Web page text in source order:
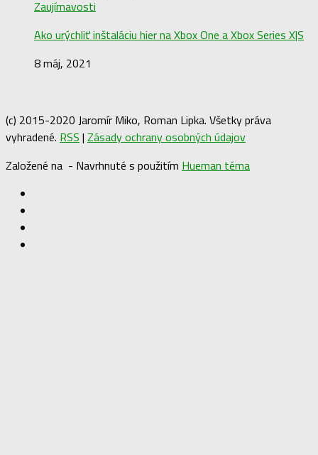
Zaujímavosti
Ako urýchliť inštaláciu hier na Xbox One a Xbox Series X|S
8 máj, 2021
(c) 2015-2020 Jaromír Miko, Roman Lipka. Všetky práva
vyhradené. RSS | Zásady ochrany osobných údajov
Založené na - Navrhnuté s použitím Hueman téma